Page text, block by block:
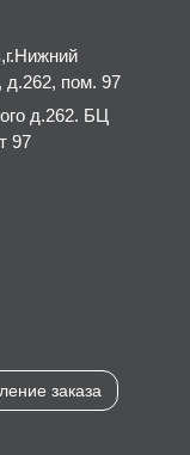
заказа
д.262, пом. 97
д.262. БЦ
97